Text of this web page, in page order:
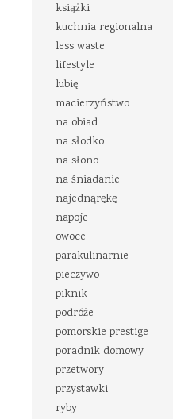
książki
kuchnia regionalna
less waste
lifestyle
lubię
macierzyństwo
na obiad
na słodko
na słono
na śniadanie
najednąrękę
napoje
owoce
parakulinarnie
pieczywo
piknik
podróże
pomorskie prestige
poradnik domowy
przetwory
przystawki
ryby